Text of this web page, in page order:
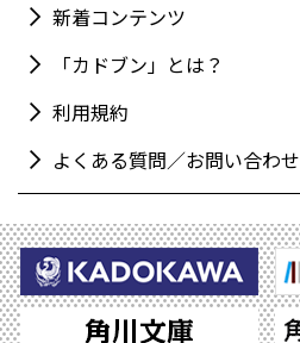
新着コンテンツ
「カドブン」とは？
利用規約
よくある質問／お問い合わせ